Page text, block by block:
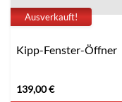
Ausverkauft!
Kipp-Fenster-Öffner
139,00€